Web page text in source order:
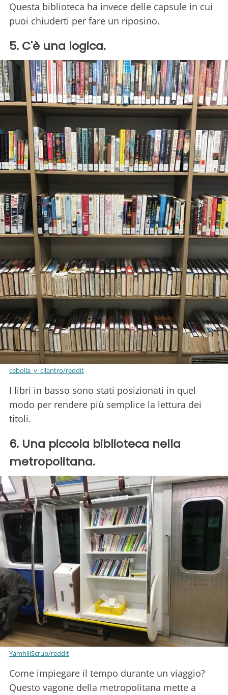
Questa biblioteca ha invece delle capsule in cui
puoi chiuderti per fare un riposino.
5. C'è una logica.
cebolla_y_cilantro/reddit
I libri in basso sono stati posizionati in quel
modo per rendere più semplice la lettura dei
titoli.
6. Una piccola biblioteca nella
metropolitana.
YamhillScrub/reddit
Come impiegare il tempo durante un viaggio?
Questo vagone della metropolitana mette a